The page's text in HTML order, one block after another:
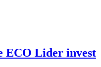
ECO Lider invest